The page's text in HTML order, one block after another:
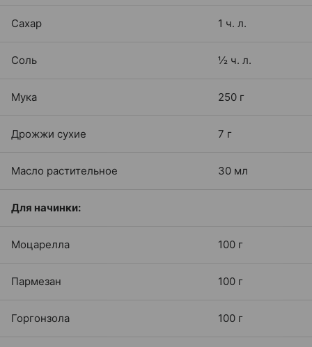
Сахар 1 ч. л.
Соль ½ ч. л.
Мука 250 г
Дрожжи сухие 7 г
Масло растительное 30 мл
Для начинки:
Моцарелла 100 г
Пармезан 100 г
Горгонзола 100 г